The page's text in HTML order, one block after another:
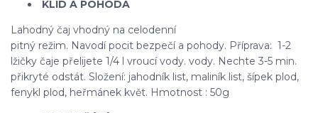
KLID A POHODA
Lahodný čaj vhodný na celodenní
pitný režim. Navodí pocit bezpečí a pohody. Příprava: 1-2
lžičky čaje přelijete 1/4 l vroucí vody. vody. Nechte 3-5 min.
přikryté odstát. Složení: jahodník list, maliník list, šípek plod,
fenykl plod, heřmánek květ. Hmotnost : 50g